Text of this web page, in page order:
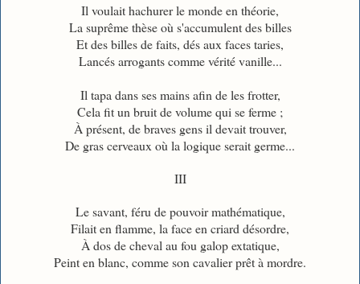
Il voulait hachurer le monde en théorie,
La suprême thèse où s'accumulent des billes
Et des billes de faits, dés aux faces taries,
Lancés arrogants comme vérité vanille...
Il tapa dans ses mains afin de les frotter,
Cela fit un bruit de volume qui se ferme ;
À présent, de braves gens il devait trouver,
De gras cerveaux où la logique serait germe...
III
Le savant, féru de pouvoir mathématique,
Filait en flamme, la face en criard désordre,
À dos de cheval au fou galop extatique,
Peint en blanc, comme son cavalier prêt à mordre.